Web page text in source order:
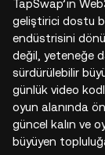
TapSwap’ın
geliştirici dostu
endüstrisini
değil, yeteneğe
sürdürülebilir
günlük video
oyun alanında
güncel kalın ve
büyüyen